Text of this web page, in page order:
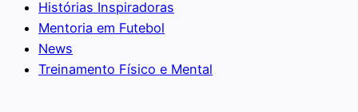
Histórias Inspiradoras
Mentoria em Futebol
News
Treinamento Físico e Mental